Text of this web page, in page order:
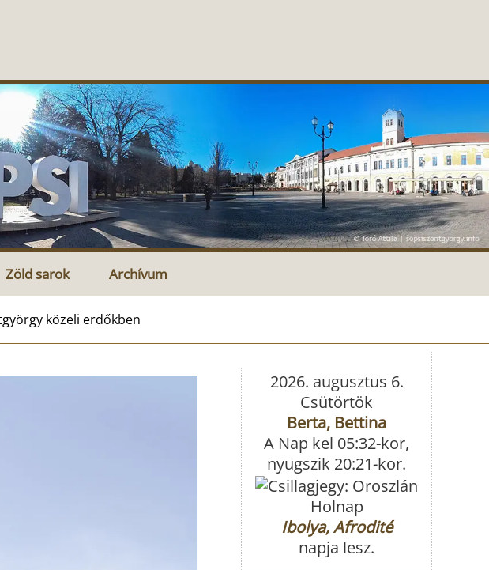
Zöld sarok Archívum
közeli erdőkben
2026. augusztus 6.
Csütörtök
Berta, Bettina
A Nap kel 05:32-kor,
nyugszik 20:21-kor.
Holnap
Ibolya, Afrodité
napja lesz.